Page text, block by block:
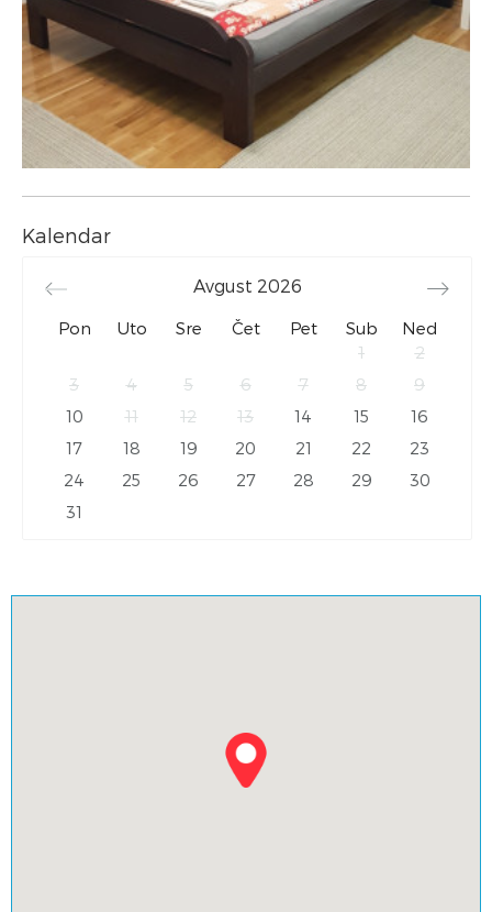
Kalendar
Avgust 2026
Pon Uto Sre Čet Pet Sub
Ned
1
2
3
4 5 6 7 8
9
10
11 12 13 14 15
16
17
18 19 20 21 22
23
24
25 26 27 28 29
30
31